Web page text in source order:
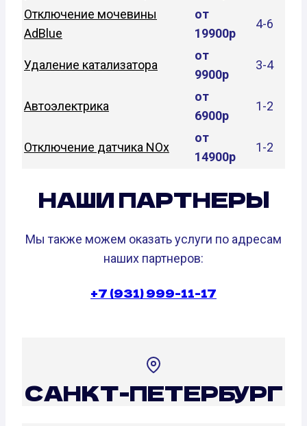
Отключение мочевины
AdBlue
от
19900р
4-6
Удаление катализатора
от
9900р
3-4
Автоэлектрика
от
6900р
1-2
Отключение датчика NOx
от
14900р
1-2
НАШИ ПАРТНЕРЫ
Мы также можем оказать услуги по адресам
наших партнеров:
+7 (931) 999-11-17
САНКТ-ПЕТЕРБУРГ